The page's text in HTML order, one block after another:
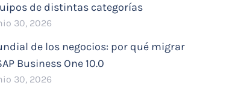
de distintas categorías
30, 2026
de los negocios: por qué migrar
Business One 10.0
30, 2026